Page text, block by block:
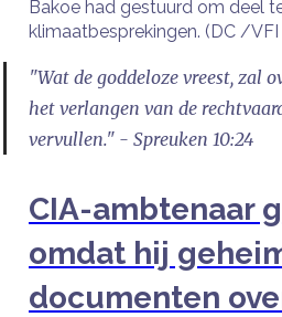
Bakoe had gestuurd om deel
klimaatbesprekingen. (DC /VFI
"Wat de goddeloze vreest, zal
het verlangen van de
vervullen." - Spreuken 10:24
CIA-ambtenaar
omdat hij
documenten